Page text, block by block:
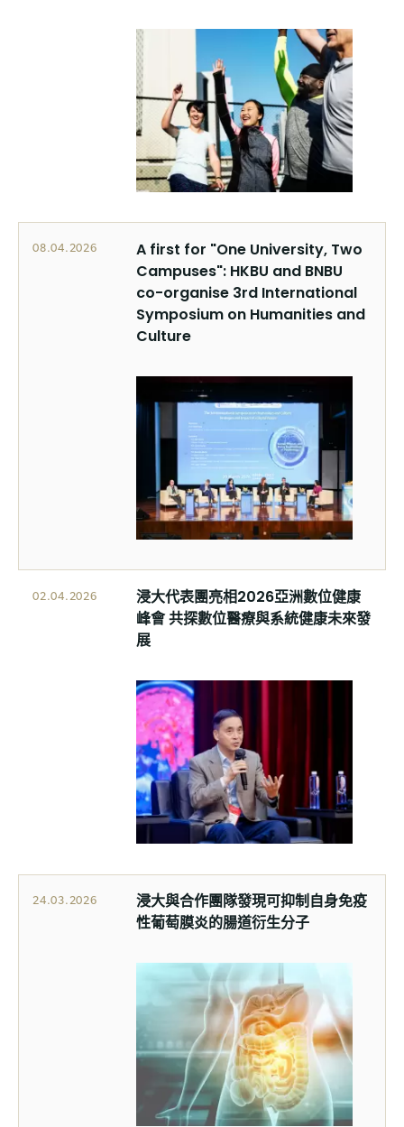
08.04.2026
A first for "One University, Two
Campuses": HKBU and BNBU
co-organise 3rd International
Symposium on Humanities and
Culture
02.04.2026
浸大代表團亮相2026亞洲數位健康
峰會 共探數位醫療與系統健康未來發
展
24.03.2026
浸大與合作團隊發現可抑制自身免疫
性葡萄膜炎的腸道衍生分子